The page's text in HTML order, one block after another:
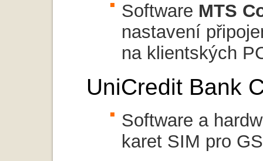
Software MTS
nastavení
na klientských
UniCredit Bank
Software a
karet SIM pro